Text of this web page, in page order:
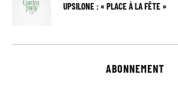
UPSILONE : « PLACE À LA FÊTE »
ABONNEMENT